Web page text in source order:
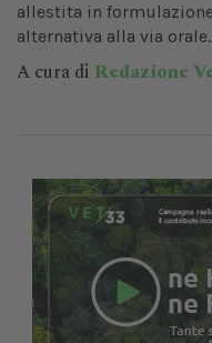
allestita in
alternativa alla via
A cura di Redazione